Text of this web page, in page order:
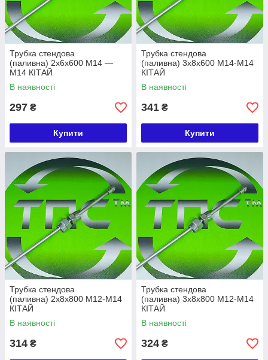
Трубка стендова
(паливна) 2х6х600 М14 —
М14 КІТАЙ
В наявності
297 ₴
Купити
Трубка стендова
(паливна) 3х8х600 М14-М14
КІТАЙ
В наявності
341 ₴
Купити
Трубка стендова
(паливна) 2х8х800 М12-М14
КІТАЙ
В наявності
314 ₴
Трубка стендова
(паливна) 3х8х800 М12-М14
КІТАЙ
В наявності
324 ₴